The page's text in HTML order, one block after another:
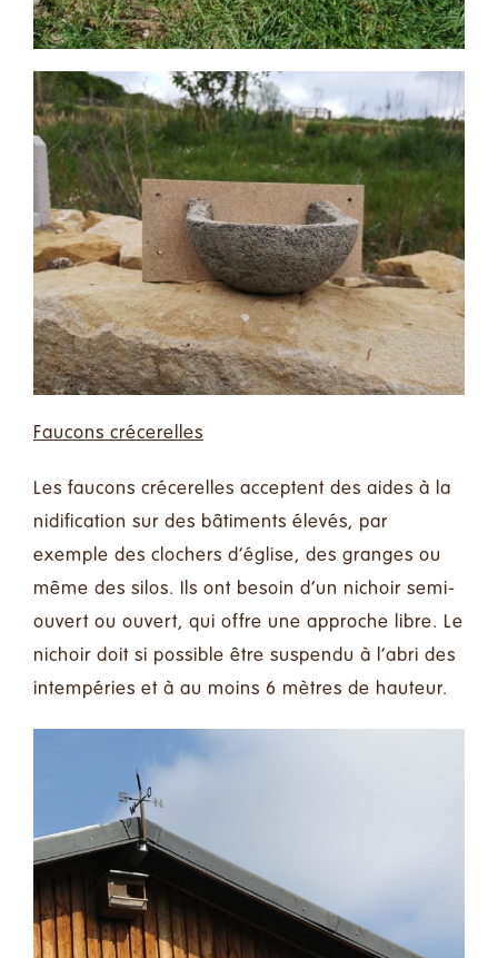
Faucons crécerelles
Les faucons crécerelles acceptent des aides à la
nidification sur des bâtiments élevés, par
exemple des clochers d’église, des granges ou
même des silos. Ils ont besoin d’un nichoir semi-
ouvert ou ouvert, qui offre une approche libre. Le
nichoir doit si possible être suspendu à l’abri des
intempéries et à au moins 6 mètres de hauteur.